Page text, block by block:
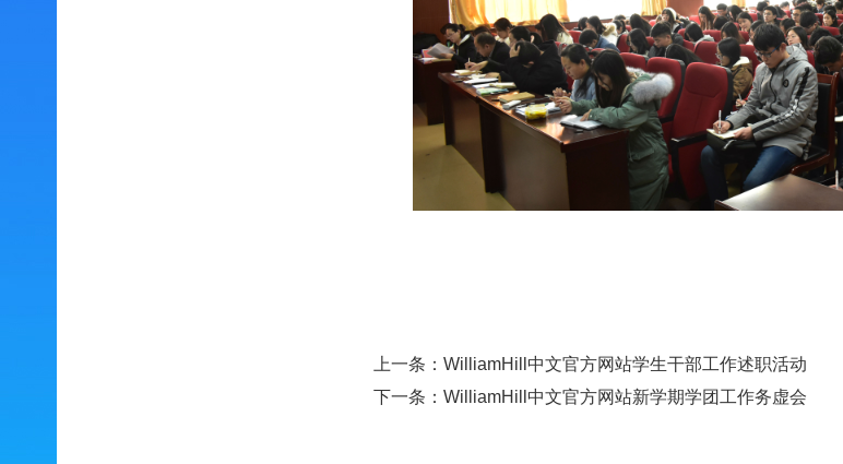
上一条： WilliamHill中文官方网站学生干部工作述职活动
下一条： WilliamHill中文官方网站新学期学团工作务虚会